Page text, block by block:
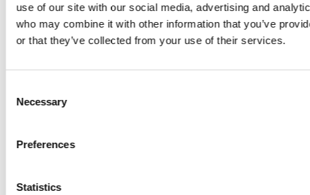
use of our site with our social media, advertising and
who may combine it with other information that you’ve
or that they’ve collected from your use of their services.
Selection
Necessary
Preferences
Statistics
Horaires
12 août 2026
Mercredi